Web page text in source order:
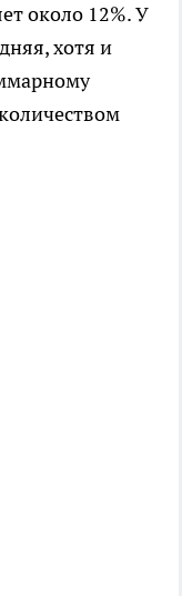
около 12%. У
хотя и